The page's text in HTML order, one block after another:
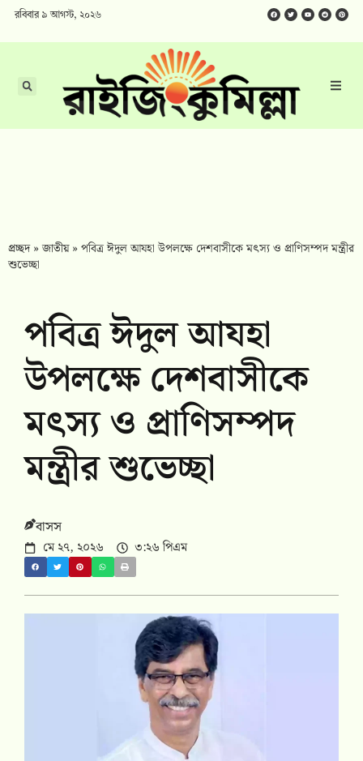
রবিবার ৯ আগস্ট, ২০২৬
প্রচ্ছদ»জাতীয়»পবিত্র ঈদুল আযহা উপলক্ষে দেশবাসীকে মৎস্য ও প্রাণিসম্পদ মন্ত্রীর
শুভেচ্ছা
পবিত্র ঈদুল আযহা
উপলক্ষে দেশবাসীকে
মৎস্য ও প্রাণিসম্পদ
মন্ত্রীর শুভেচ্ছা
বাসস
মে ২৭, ২০২৬ ৩:২৬ পিএম